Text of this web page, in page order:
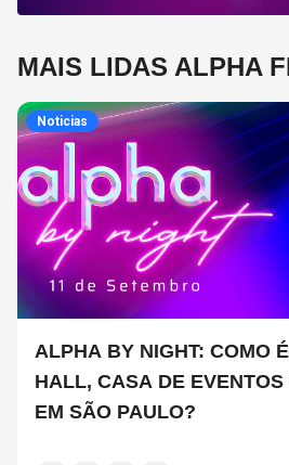
MAIS LIDAS ALPHA
Noticias
ALPHA BY NIGHT: COMO
HALL, CASA DE EVENTOS
EM SÃO PAULO?